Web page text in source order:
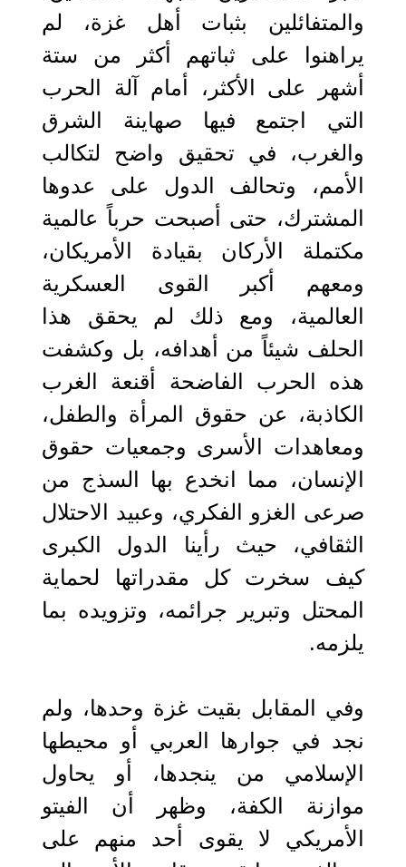
والمتفائلين بثبات أهل غزة، لم
يراهنوا على ثباتهم أكثر من ستة
أشهر على الأكثر، أمام آلة الحرب
التي اجتمع فيها صهاينة الشرق
والغرب، في تحقيق واضح لتكالب
الأمم، وتحالف الدول على عدوها
المشترك، حتى أصبحت حرباً عالمية
مكتملة الأركان بقيادة الأمريكان،
ومعهم أكبر القوى العسكرية
العالمية، ومع ذلك لم يحقق هذا
الحلف شيئاً من أهدافه، بل وكشفت
هذه الحرب الفاضحة أقنعة الغرب
الكاذبة، عن حقوق المرأة والطفل،
ومعاهدات الأسرى وجمعيات حقوق
الإنسان، مما انخدع بها السذج من
صرعى الغزو الفكري، وعبيد الاحتلال
الثقافي، حيث رأينا الدول الكبرى
كيف سخرت كل مقدراتها لحماية
المحتل وتبرير جرائمه، وتزويده بما
يلزمه.
وفي المقابل بقيت غزة وحدها، ولم
نجد في جوارها العربي أو محيطها
الإسلامي من ينجدها، أو يحاول
موازنة الكفة، وظهر أن الفيتو
الأمريكي لا يقوى أحد منهم على